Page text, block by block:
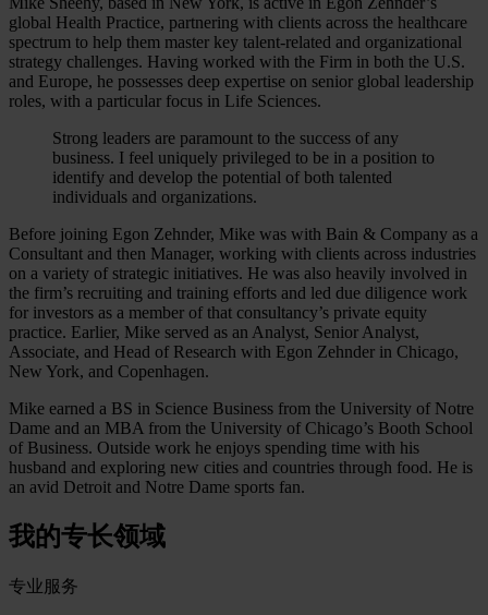
global Health Practice, partnering with clients across the healthcare
spectrum to help them master key talent-related and organizational
strategy challenges. Having worked with the Firm in both the U.S.
and Europe, he possesses deep expertise on senior global leadership
roles, with a particular focus in Life Sciences.
Strong leaders are paramount to the success of any
business. I feel uniquely privileged to be in a position to
identify and develop the potential of both talented
individuals and organizations.
Before joining Egon Zehnder, Mike was with Bain & Company as a
Consultant and then Manager, working with clients across industries
on a variety of strategic initiatives. He was also heavily involved in
the firm’s recruiting and training efforts and led due diligence work
for investors as a member of that consultancy’s private equity
practice. Earlier, Mike served as an Analyst, Senior Analyst,
Associate, and Head of Research with Egon Zehnder in Chicago,
New York, and Copenhagen.
Mike earned a BS in Science Business from the University of Notre
Dame and an MBA from the University of Chicago’s Booth School
of Business. Outside work he enjoys spending time with his
husband and exploring new cities and countries through food. He is
an avid Detroit and Notre Dame sports fan.
我的专长领域
专业服务